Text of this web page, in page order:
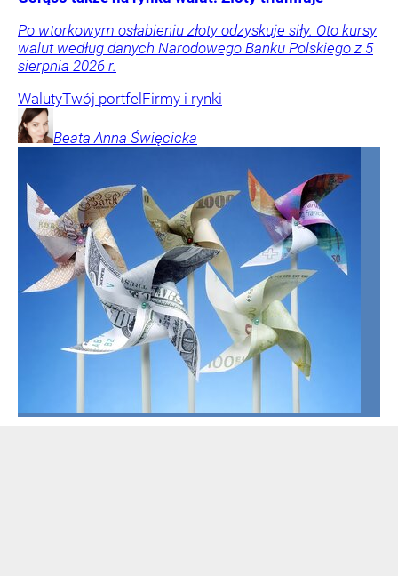
Po wtorkowym osłabieniu złoty odzyskuje siły. Oto kursy
walut według danych Narodowego Banku Polskiego z 5
sierpnia 2026 r.
WalutyTwój portfel Firmy i rynki
Beata Anna Święcicka